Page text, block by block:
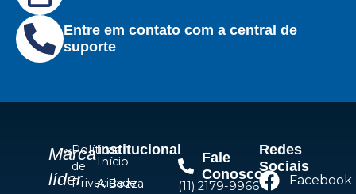
Entre em contato com a central de
suporte
Marca
líder
Políticas
de
Privacidade
Institucional
Início
A Bozza
Fale
Conosco
(11) 2179-9966
Redes
Sociais
Facebook